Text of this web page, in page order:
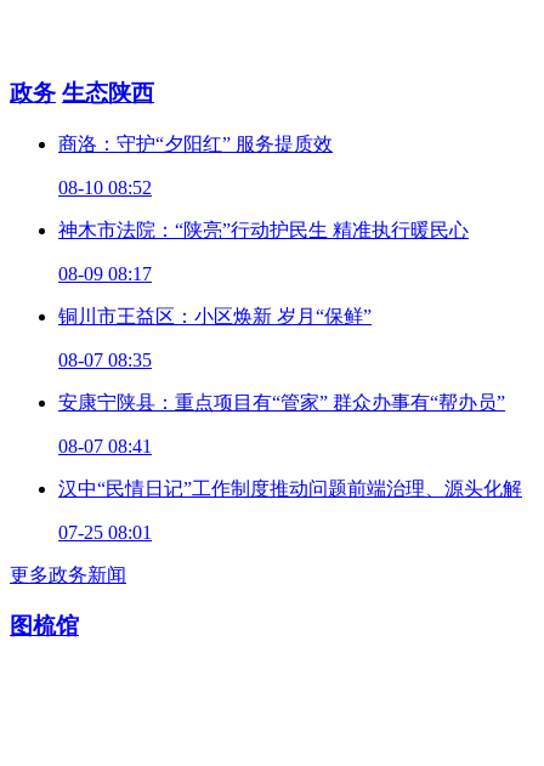
政务 生态陕西
商洛：守护“夕阳红” 服务提质效
08-10 08:52
神木市法院：“陕亮”行动护民生 精准执行暖民心
08-09 08:17
铜川市王益区：小区焕新 岁月“保鲜”
08-07 08:35
安康宁陕县：重点项目有“管家” 群众办事有“帮办员”
08-07 08:41
汉中“民情日记”工作制度推动问题前端治理、源头化解
07-25 08:01
更多政务新闻
图梳馆